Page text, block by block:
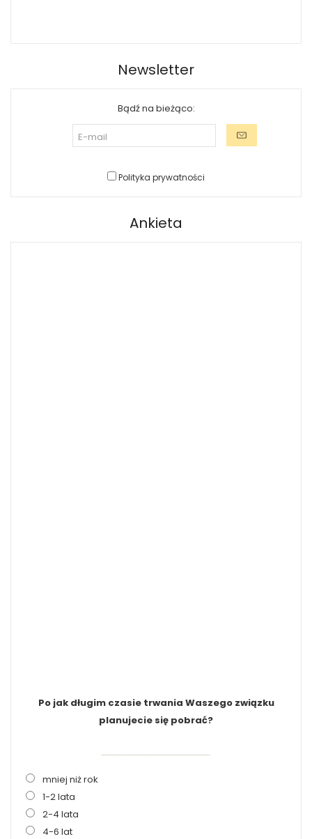
Newsletter
Bądź na bieżąco:
Polityka prywatności
Ankieta
Po jak długim czasie trwania Waszego związku
planujecie się pobrać?
mniej niż rok
1-2 lata
2-4 lata
4-6 lat